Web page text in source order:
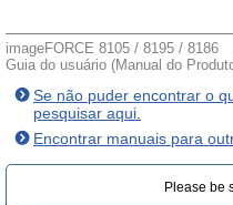
imageFORCE 8105 / 8195 / 8186
Guia do usuário (Manual do
Se não puder encontrar o
pesquisar aqui.
Encontrar manuais para
Please be